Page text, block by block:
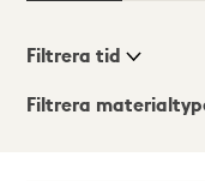
Visningsläge
Filtrera tid
Filtrera